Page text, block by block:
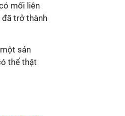
mối liên
đã trở thành
sản
thể thật